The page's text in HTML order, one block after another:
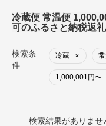
冷蔵便 常温便
可のふるさと納税返
検索条
件
冷蔵 ×
1,000,001円〜
検索結果がありませ